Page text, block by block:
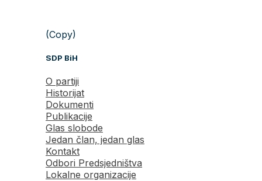
(Copy)
SDP BiH
O partiji
Historijat
Dokumenti
Publikacije
Glas slobode
Jedan član, jedan glas
Kontakt
Odbori Predsjedništva
Lokalne organizacije